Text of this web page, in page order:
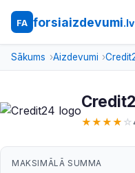
FA forsiaizdevumi.lv
Sākums Aizdevumi
★★★★ ☆
MAKSIMĀLĀ SUMMA